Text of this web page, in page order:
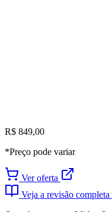
R$ 849,00
*Preço pode variar
Ver oferta
Veja a revisão